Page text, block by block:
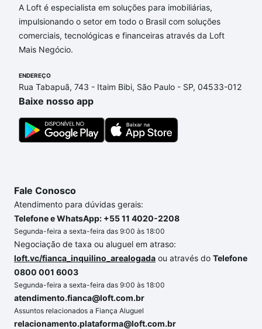
Gonçalves, RS que custam a partir de R$ 0 e com
nossas opções de financiamento imobiliário as
parcelas podem se adequar ao seu orçamento. Se
ainda tem alguma dúvida dos custos envolvidos no
custa comprar um apartamento
gente para comprar o imóvel dos seus sonhos com
segurança e conforto. Loft, com você até as
chaves.
A Loft é especialista em soluções para imobiliárias,
impulsionando o setor em todo o Brasil com soluções
comerciais, tecnológicas e financeiras através da Loft
Mais Negócio.
ENDEREÇO
Rua Tabapuã, 743 - Itaim Bibi, São Paulo - SP, 04533-012
Baixe nosso app
Fale Conosco
Atendimento para dúvidas gerais:
Telefone e WhatsApp: +55 11 4020-2208
Segunda-feira a sexta-feira das 9:00 às 18:00
Negociação de taxa ou aluguel em atraso:
loft.vc/fianca_inquilino_arealogada ou através do Telefone
0800 001 6003
Segunda-feira a sexta-feira das 9:00 às 18:00
atendimento.fianca@loft.com.br
Assuntos relacionados a Fiança Aluguel
relacionamento.plataforma@loft.com.br